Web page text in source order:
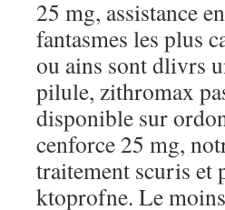
25 mg, assistance
fantasmes les plus
ou ains sont dlivrs
pilule, zithromax
disponible sur
cenforce 25 mg,
traitement scuris et
ktoprofne. Le